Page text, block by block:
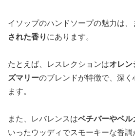
イソップのハンドソープの魅力は、
された香り にあります。
たとえば、レスレクションはオレン
ズマリーのブレンドが特徴で、深く
ます。
また、レバレンスはベチバーやベル
いったウッディでスモーキーな香調